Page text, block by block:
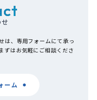
は、専用フォームにて承っ
ずはお気軽にご相談くださ
ーム